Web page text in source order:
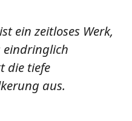
ein zeitloses Werk,
eindringlich
die tiefe
aus.